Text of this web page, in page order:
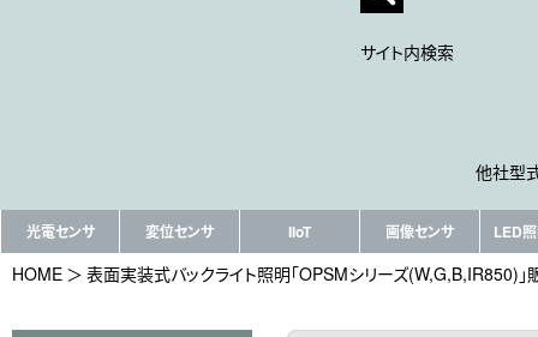
サイト内検索
他社型
光電センサ 変位センサ IIoT 画像センサ LED照
HOME 表面実装式バックライト照明「OPSMシリーズ(W,G,B,IR850)